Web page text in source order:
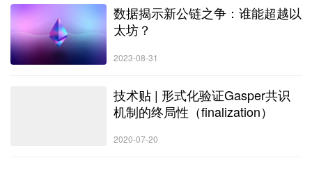
数据揭示新公链之争：谁能超越以
太坊？
2023-08-31
技术贴 | 形式化验证Gasper共识
机制的终局性（finalization）
2020-07-20